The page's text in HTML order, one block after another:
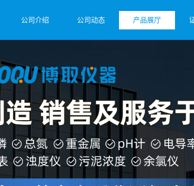
公司介绍 公司动态 产品展厅